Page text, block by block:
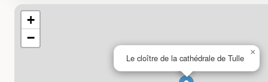
Le cloître de la cathédrale de Tulle
×
+
−